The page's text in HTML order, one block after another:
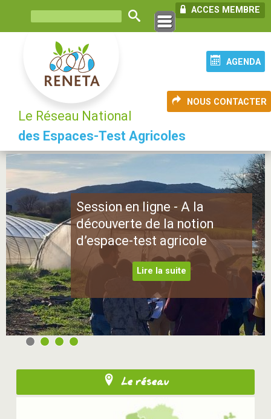
ACCES MEMBRE
AGENDA
NOUS CONTACTER
Le Réseau National
des Espaces-Test Agricoles
Le Réseau à travers son
Observatoire
Lire la suite
Le réseau